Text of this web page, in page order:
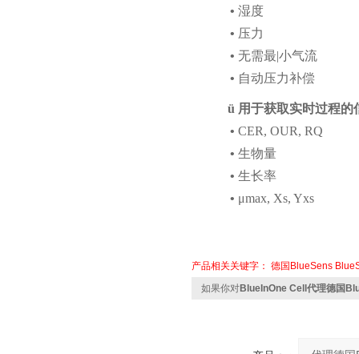
• 湿度
• 压力
• 无需最|小气流
• 自动压力补偿
ü 用于获取实时过程的
• CER, OUR, RQ
• 生物量
• 生长率
• μmax, Xs, Yxs
产品相关关键字： 德国BlueSens
如果你对BlueInOne Cell代理德国